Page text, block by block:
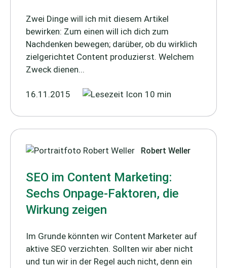
Zwei Dinge will ich mit diesem Artikel
bewirken: Zum einen will ich dich zum
Nachdenken bewegen; darüber, ob du wirklich
zielgerichtet Content produzierst. Welchem
Zweck dienen...
16.11.2015 10 min
Robert Weller
SEO im Content Marketing:
Sechs Onpage-Faktoren, die
Wirkung zeigen
Im Grunde könnten wir Content Marketer auf
aktive SEO verzichten. Sollten wir aber nicht
und tun wir in der Regel auch nicht, denn ein